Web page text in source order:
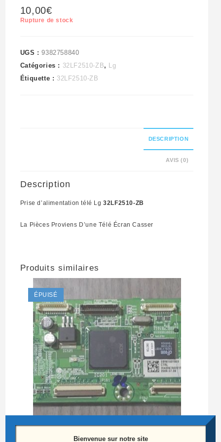
10,00€
Rupture de stock
UGS :9382758840
Catégories : 32LF2510-ZB, Lg
Étiquette : 32LF2510-ZB
DESCRIPTION
AVIS (0)
Description
Prise d’alimentation télé Lg32LF2510-ZB
La Pièces Proviens D’une Télé Écran Casser
Produits similaires
ÉPUISÉ
Bienvenue sur notre site